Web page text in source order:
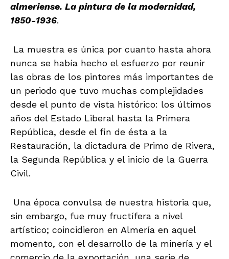
almeriense. La pintura de la modernidad,
1850-1936.
La muestra es única por cuanto hasta ahora
nunca se había hecho el esfuerzo por reunir
las obras de los pintores más importantes de
un periodo que tuvo muchas complejidades
desde el punto de vista histórico: los últimos
años del Estado Liberal hasta la Primera
República, desde el fin de ésta a la
Restauración, la dictadura de Primo de Rivera,
la Segunda República y el inicio de la Guerra
Civil.
Una época convulsa de nuestra historia que,
sin embargo, fue muy fructífera a nivel
artístico; coincidieron en Almería en aquel
momento, con el desarrollo de la minería y el